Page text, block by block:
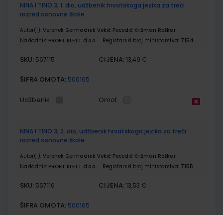
proizvodi
NINA I TINO 3; 1. dio, udžbenik hrvatskoga jezika za treći
razred osnovne škole
Autor(i): Veronek Germadnik Vekić Pocedić Križman Roškar
Nakladnik: PROFIL KLETT d.o.o. Registarski broj ministarstva: 7154
SKU: 567115 CIJENA: 13,49 €
ŠIFRA OMOTA: 500165
Udžbenik Omot
NINA I TINO 3; 2. dio, udžbenik hrvatskoga jezika za treći
razred osnovne škole
Autor(i): Veronek Germadnik Vekić Pocedić Križman Roškar
Nakladnik: PROFIL KLETT d.o.o. Registarski broj ministarstva: 7155
SKU: 567116 CIJENA: 13,53 €
ŠIFRA OMOTA: 500165